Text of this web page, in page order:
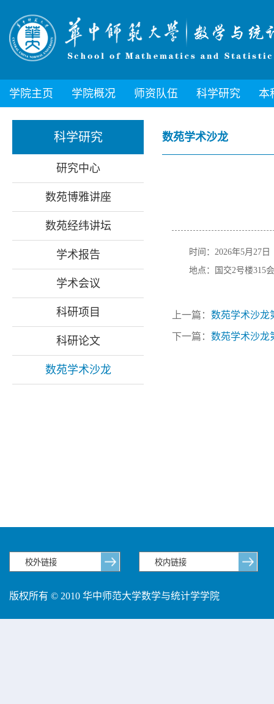
学院主页 学院概况 师资队伍 科学研究 本
科学研究
研究中心
数苑博雅讲座
数苑经纬讲坛
学术报告
学术会议
科研项目
科研论文
数苑学术沙龙
数苑学术沙龙
时间：2026年5月27日
地点：国交2号楼315
上一篇： 数苑学术沙龙
下一篇： 数苑学术沙龙
版权所有 © 2010 华中师范大学数学与统计学学院